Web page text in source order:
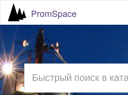
PromSpace